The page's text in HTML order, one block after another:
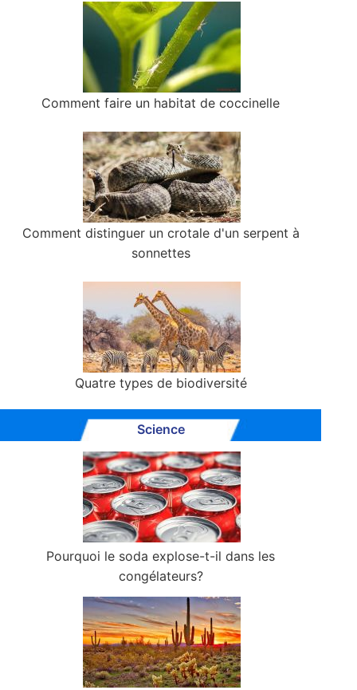
Comment faire un habitat de coccinelle
Comment distinguer un crotale d'un serpent à
sonnettes
Quatre types de biodiversité
Science
Pourquoi le soda explose-t-il dans les
congélateurs?